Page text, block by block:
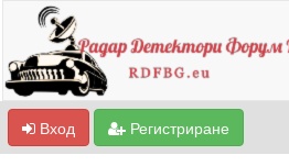
Вход Регистриране